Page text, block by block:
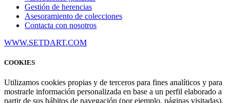
Gestión de herencias
Asesoramiento de colecciones
Contacta con nosotros
WWW.SETDART.COM
COOKIES
Utilizamos cookies propias y de terceros para fines analíticos y para
mostrarle información personalizada en base a un perfil elaborado a
partir de sus hábitos de navegación (por ejemplo, páginas visitadas).